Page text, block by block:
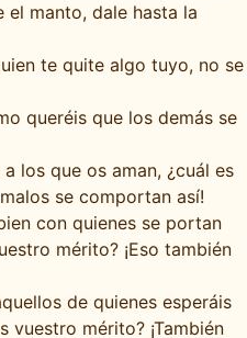
manto, dale hasta la
te quite algo tuyo, no se
queréis que los demás se
los que os aman, ¿cuál es
se comportan así!
con quienes se portan
mérito? ¡Eso también
de quienes esperáis
vuestro mérito? ¡También